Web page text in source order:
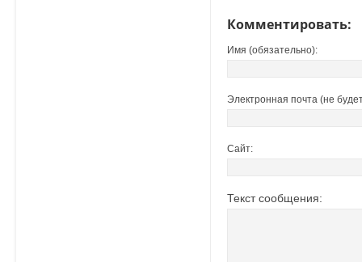
Комментировать:
Имя (обязательно):
Электронная почта (не
Сайт:
Текст сообщения: